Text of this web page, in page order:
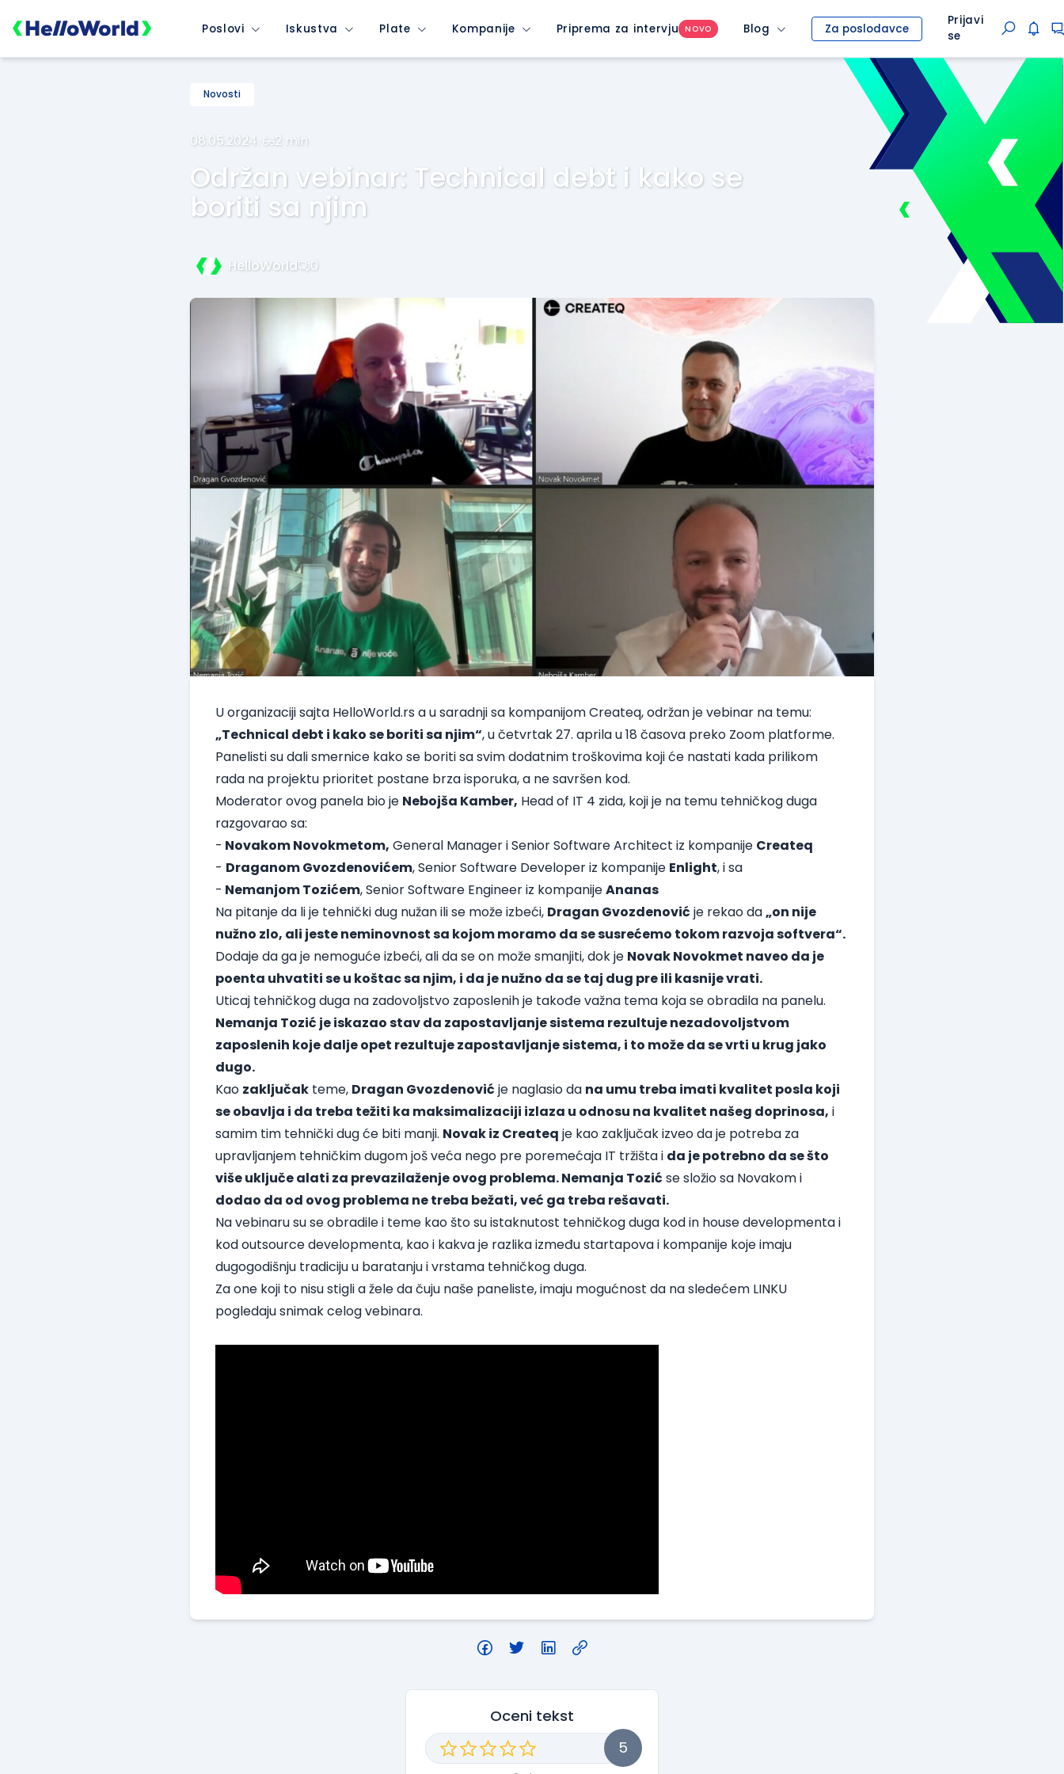
Poslovi Iskustva Plate Kompanije Priprema za intervju NOVO Blog Za poslodavce
Prijavi
se
Novosti
08.05.2024. 2 min
Održan vebinar: Technical debt i kako se
boriti sa njim
HelloWorld 0
U organizaciji sajta HelloWorld.rs a u saradnji sa kompanijom Createq, održan je vebinar na temu:
„Technical debt i kako se boriti sa njim“, u četvrtak 27. aprila u 18 časova preko Zoom platforme.
Panelisti su dali smernice kako se boriti sa svim dodatnim troškovima koji će nastati kada prilikom
rada na projektu prioritet postane brza isporuka, a ne savršen kod.
Moderator ovog panela bio je Nebojša Kamber, Head of IT 4 zida, koji je na temu tehničkog duga
razgovarao sa:
- Novakom Novokmetom, General Manager i Senior Software Architect iz kompanije Createq
- Draganom Gvozdenovićem, Senior Software Developer iz kompanije Enlight, i sa
- Nemanjom Tozićem, Senior Software Engineer iz kompanijeAnanas
Na pitanje da li je tehnički dug nužan ili se može izbeći, Dragan Gvozdenović je rekao da„on nije
nužno zlo, ali jeste neminovnost sa kojom moramo da se susrećemo tokom razvoja softvera“.
Dodaje da ga je nemoguće izbeći, ali da se on može smanjiti, dok je Novak Novokmet naveo da je
poenta uhvatiti se u koštac sa njim, i da je nužno da se taj dug pre ili kasnije vrati.
Uticaj tehničkog duga na zadovoljstvo zaposlenih je takođe važna tema koja se obradila na panelu.
Nemanja Tozić je iskazao stav da zapostavljanje sistema rezultuje nezadovoljstvom
zaposlenih koje dalje opet rezultuje zapostavljanje sistema, i to može da se vrti u krug jako
dugo.
Kao zaključak teme, Dragan Gvozdenović je naglasio da na umu treba imati kvalitet posla koji
se obavlja i da treba težiti ka maksimalizaciji izlaza u odnosu na kvalitet našeg doprinosa, i
samim tim tehnički dug će biti manji. Novak iz Createq je kao zaključak izveo da je potreba za
upravljanjem tehničkim dugom još veća nego pre poremećaja IT tržišta i da je potrebno da se što
više uključe alati za prevazilaženje ovog problema. Nemanja Tozić se složio sa Novakom i
dodao da od ovog problema ne treba bežati, već ga treba rešavati.
Na vebinaru su se obradile i teme kao što su istaknutost tehničkog duga kod in house developmenta i
kod outsource developmenta, kao i kakva je razlika između startapova i kompanije koje imaju
dugogodišnju tradiciju u baratanju i vrstama tehničkog duga.
Za one koji to nisu stigli a žele da čuju naše paneliste, imaju mogućnost da na sledećem LINKU
pogledaju snimak celog vebinara.
Oceni tekst
5